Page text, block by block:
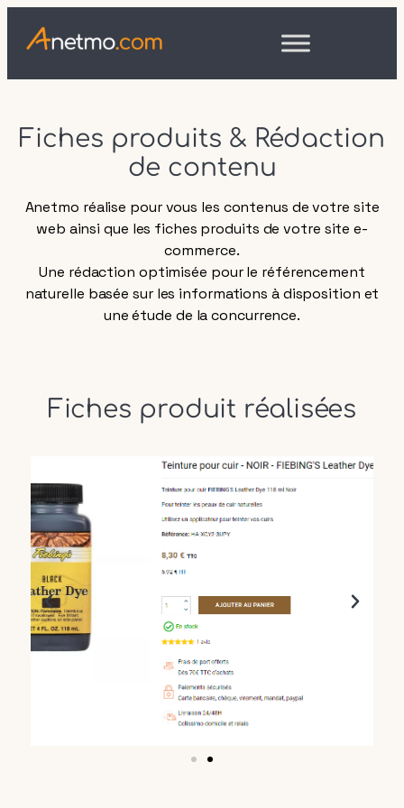
Fiches produits & Rédaction
de contenu
Anetmo réalise pour vous les contenus de votre site
web ainsi que les fiches produits de votre site e-
commerce.
Une rédaction optimisée pour le référencement
naturelle basée sur les informations à disposition et
une étude de la concurrence.
Fiches produit réalisées